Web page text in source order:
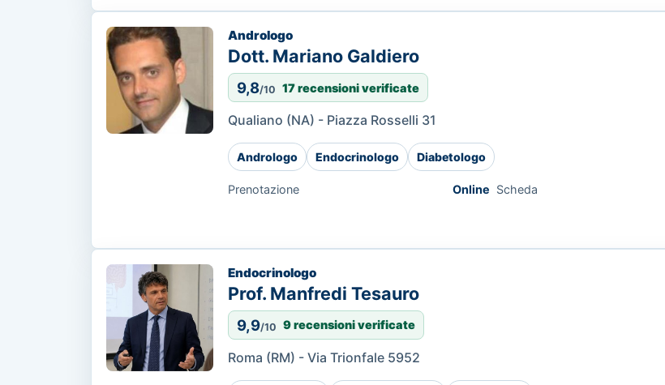
Andrologo
Dott. Mariano Galdiero
9,8/10 17 recensioni verificate
Qualiano (NA) - Piazza Rosselli 31
Andrologo Endocrinologo Diabetologo
Prenotazione Online Scheda
Endocrinologo
Prof. Manfredi Tesauro
9,9/10 9 recensioni verificate
Roma (RM) - Via Trionfale 5952